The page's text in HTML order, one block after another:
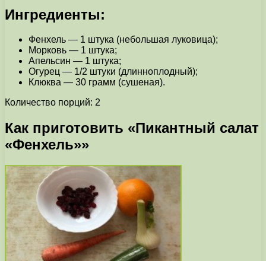
Ингредиенты:
Фенхель — 1 штука (небольшая луковица);
Морковь — 1 штука;
Апельсин — 1 штука;
Огурец — 1/2 штуки (длинноплодный);
Клюква — 30 грамм (сушеная).
Количество порций: 2
Как приготовить «Пикантный салат
«Фенхель»»